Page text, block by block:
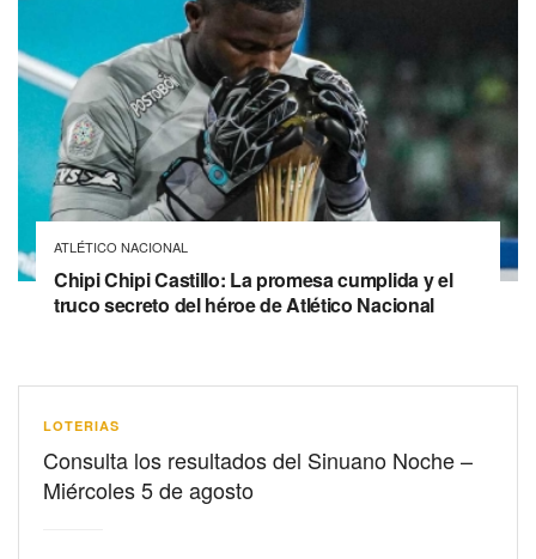
ATLÉTICO NACIONAL
Chipi Chipi Castillo: La promesa cumplida y el
truco secreto del héroe de Atlético Nacional
LOTERIAS
Consulta los resultados del Sinuano Noche –
Miércoles 5 de agosto